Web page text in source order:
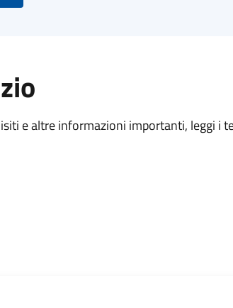
e altre informazioni importanti, leggi i